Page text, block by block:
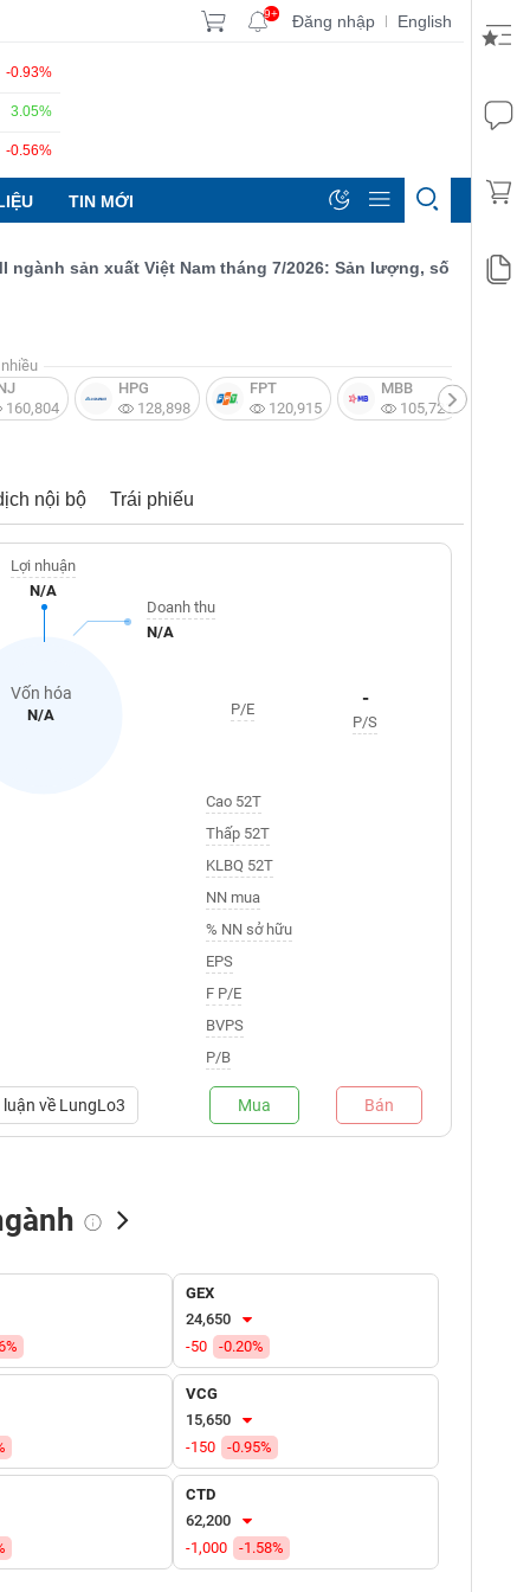
9+ Đăng nhập | English
-0.93%
3.05%
-0.56%
TIN MỚI
sản xuất Việt Nam tháng 7/2026: Sản lượng, số lượng đơn
160,804
HPG
128,898
FPT
120,915
MBB
105,721
nội bộ Trái phiếu
Vốn hóa
N/A
Lợi nhuận
N/A
Doanh thu
N/A
P/E -
P/S
Cao 52T
Thấp 52T
KLBQ 52T
NN mua
% NN sở hữu
EPS
F P/E
BVPS
P/B
về LungLo3 Mua Bán
Tự doanh mua
GEX
24,650
-50
-0.20%
VCG
15,650
-150
-0.95%
CTD
62,200
-1,000
-1.58%